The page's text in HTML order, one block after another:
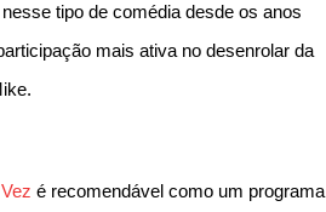
tipo de comédia desde os anos
mais ativa no desenrolar da
é recomendável como um programa